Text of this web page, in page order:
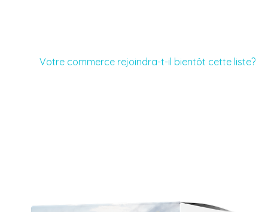
Votre commerce rejoindra-t-il bientôt cette liste?